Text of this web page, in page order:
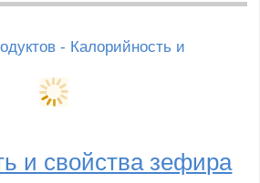
и свойства зефира